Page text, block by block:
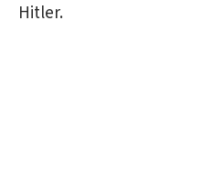
Hitler.